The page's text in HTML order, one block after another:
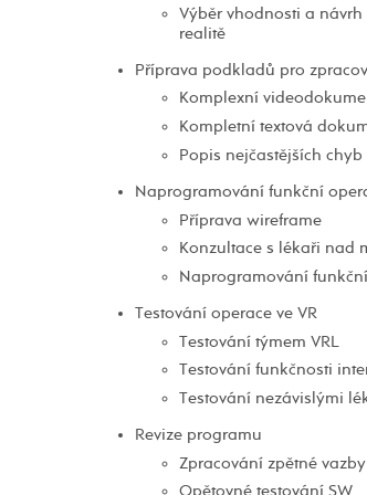
Výběr vhodnosti a
realitě
Příprava podkladů pro
Komplexní
Kompletní textová
Popis nejčastějších
Naprogramování funkční
Příprava wireframe
Konzultace s lékaři nad
Naprogramování
Testování operace ve VR
Testování týmem VRL
Testování funkčnosti
Testování nezávislými
Revize programu
Zpracování zpětné
Opětovné testování SW